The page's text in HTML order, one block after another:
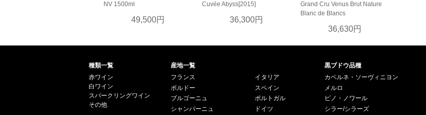
NV 1500ml
49,500円
Cuvée Abyss[2015]
36,300円
Grand Cru Venus Brut Nature
Blanc de Blancs
36,630円
種類一覧
赤ワイン
白ワイン
スパークリングワイン
その他
産地一覧
フランス
ボルドー
ブルゴーニュ
シャンパーニュ
イタリア
スペイン
ポルトガル
ドイツ
黒ブドウ品種
カベルネ・ソーヴィニヨン
メルロ
ピノ・ノワール
シラー/シラーズ